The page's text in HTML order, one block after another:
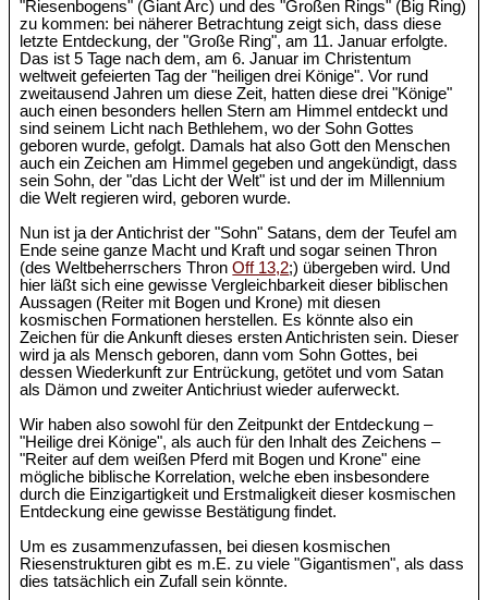
"Riesenbogens" (Giant Arc) und des "Großen Rings" (Big Ring)
zu kommen: bei näherer Betrachtung zeigt sich, dass diese
letzte Entdeckung, der "Große Ring", am 11. Januar erfolgte.
Das ist 5 Tage nach dem, am 6. Januar im Christentum
weltweit gefeierten Tag der "heiligen drei Könige". Vor rund
zweitausend Jahren um diese Zeit, hatten diese drei "Könige"
auch einen besonders hellen Stern am Himmel entdeckt und
sind seinem Licht nach Bethlehem, wo der Sohn Gottes
geboren wurde, gefolgt. Damals hat also Gott den Menschen
auch ein Zeichen am Himmel gegeben und angekündigt, dass
sein Sohn, der "das Licht der Welt" ist und der im Millennium
die Welt regieren wird, geboren wurde.
Nun ist ja der Antichrist der "Sohn" Satans, dem der Teufel am
Ende seine ganze Macht und Kraft und sogar seinen Thron
(des Weltbeherrschers ThronOff 13,2;) übergeben wird. Und
hier läßt sich eine gewisse Vergleichbarkeit dieser biblischen
Aussagen (Reiter mit Bogen und Krone) mit diesen
kosmischen Formationen herstellen. Es könnte also ein
Zeichen für die Ankunft dieses ersten Antichristen sein. Dieser
wird ja als Mensch geboren, dann vom Sohn Gottes, bei
dessen Wiederkunft zur Entrückung, getötet und vom Satan
als Dämon und zweiter Antichriust wieder auferweckt.
Wir haben also sowohl für den Zeitpunkt der Entdeckung –
"Heilige drei Könige", als auch für den Inhalt des Zeichens –
"Reiter auf dem weißen Pferd mit Bogen und Krone" eine
mögliche biblische Korrelation, welche eben insbesondere
durch die Einzigartigkeit und Erstmaligkeit dieser kosmischen
Entdeckung eine gewisse Bestätigung findet.
Um es zusammenzufassen, bei diesen kosmischen
Riesenstrukturen gibt es m.E. zu viele "Gigantismen", als dass
dies tatsächlich ein Zufall sein könnte.